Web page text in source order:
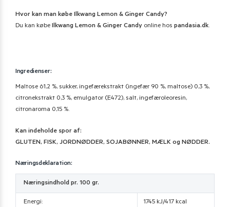
Hvor kan man købe Ilkwang Lemon & Ginger Candy?
Du kan købe Ilkwang Lemon & Ginger Candy online hos pandasia.dk.
Ingredienser:
Maltose 61,2 %, sukker, ingefærekstrakt (ingefær 90 %, maltose) 0,3 %,
citronekstrakt 0,3 %, emulgator (E472), salt, ingefæroleoresin,
citronaroma 0,15 %.
Kan indeholde spor af:
GLUTEN, FISK, JORDNØDDER, SOJABØNNER, MÆLK og NØDDER.
Næringsdeklaration:
Næringsindhold pr. 100 gr.
Energi: 1745 kJ/417 kcal